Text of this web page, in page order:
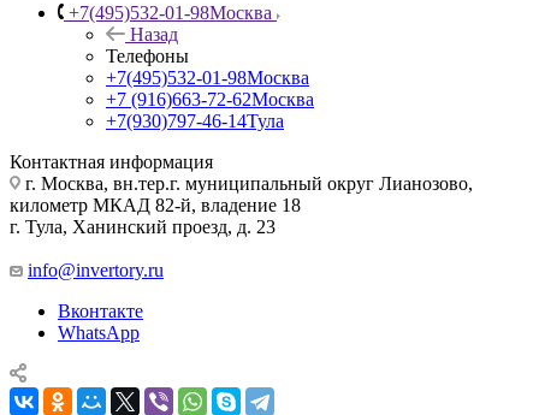
+7(495)532-01-98Москва
Назад
Телефоны
+7(495)532-01-98Москва
+7 (916)663-72-62Москва
+7(930)797-46-14Тула
Контактная информация
г. Москва, вн.тер.г. муниципальный округ Лианозово,
километр МКАД 82-й, владение 18
г. Тула, Ханинский проезд, д. 23
info@invertory.ru
Вконтакте
WhatsApp